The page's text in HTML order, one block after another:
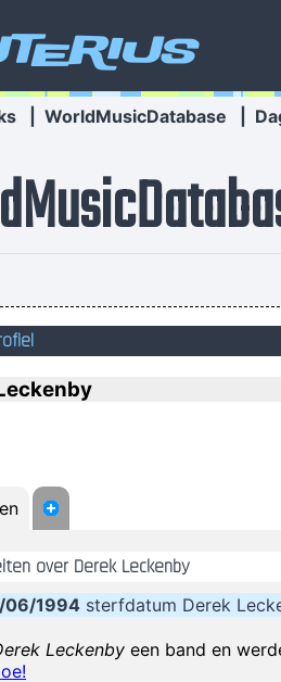
WorldMusicDatabase
Ultimately I´m Interested In
Are A Waste Of Time They
these children that you spit on as
over Derek Leckenby
06/1994 sterfdatum Derek
Leckenby een band en